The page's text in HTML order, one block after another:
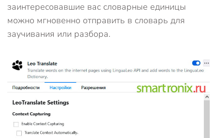
заинтересовавшие вас словарные единицы
можно мгновенно отправить в словарь для
заучивания или разбора.